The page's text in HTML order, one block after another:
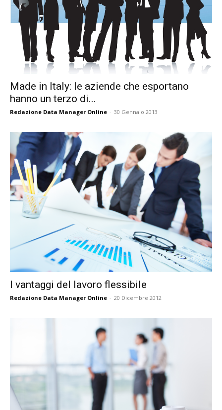
Made in Italy: le aziende che esportano
hanno un terzo di...
Redazione Data Manager Online - 30 Gennaio 2013
I vantaggi del lavoro flessibile
Redazione Data Manager Online - 20 Dicembre 2012